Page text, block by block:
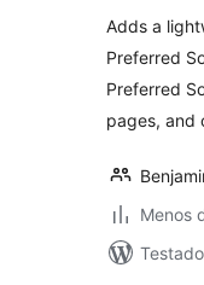
Adds a
Preferred
Preferred
pages, and
Menos